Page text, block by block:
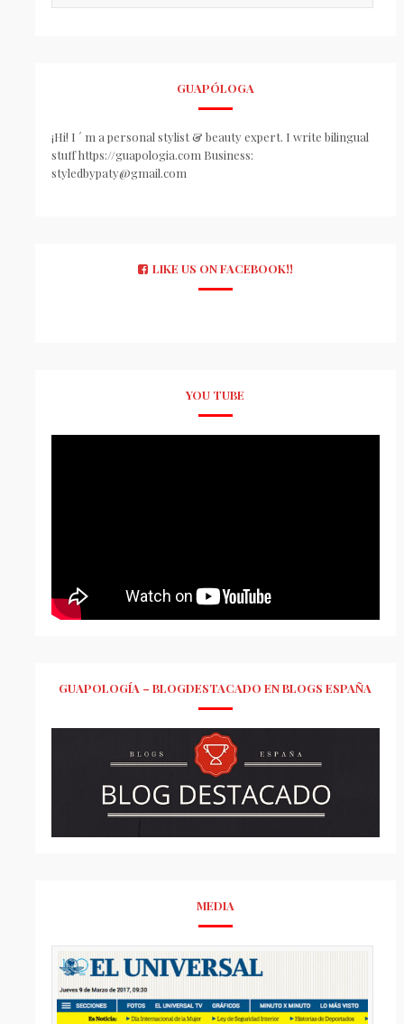
GUAPÓLOGA
¡Hi! I ´ m a personal stylist & beauty expert. I write bilingual
stuff https://guapologia.com Business:
styledbypaty@gmail.com
LIKE US ON FACEBOOK!!
YOU TUBE
GUAPOLOGÍA – BLOGDESTACADO EN BLOGS ESPAÑA
MEDIA